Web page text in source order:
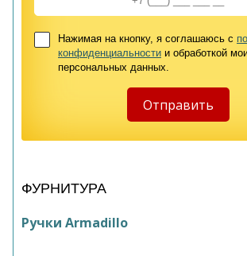
Нажимая на кнопку, я соглашаюсь с
конфиденциальности и обработкой
персональных данных.
ФУРНИТУРА
Ручки Armadillo